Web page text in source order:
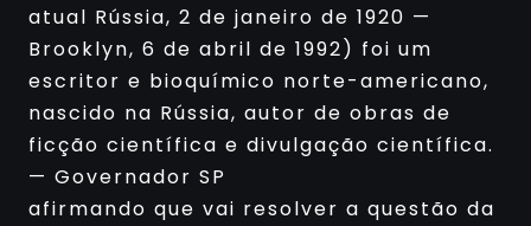
atual Rússia, 2 de janeiro de 1920 —
Brooklyn, 6 de abril de 1992) foi um
escritor e bioquímico norte-americano,
nascido na Rússia, autor de obras de
ficção científica e divulgação científica.
— Governador SP
afirmando que vai resolver a questão da